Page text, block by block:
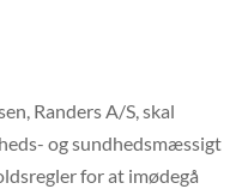
Randers A/S, skal
og sundhedsmæssigt
for at imødegå